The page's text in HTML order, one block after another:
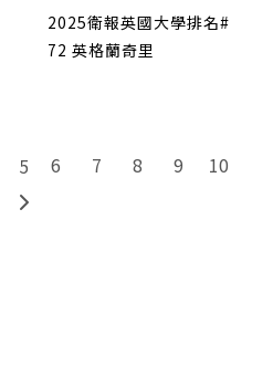
2025衛報英國大學排名#
72 英格蘭奇里
5 6 7 8 9 10